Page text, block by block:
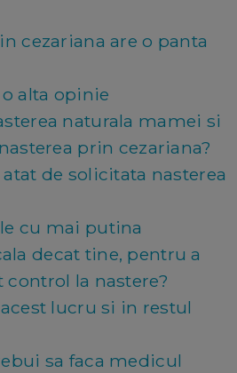
cezariana are o panta
alta opinie
naturala mamei si
prin cezariana?
de solicitata nasterea
cu mai putina
decat tine, pentru a
la nastere?
lucru si in restul
sa faca medicul